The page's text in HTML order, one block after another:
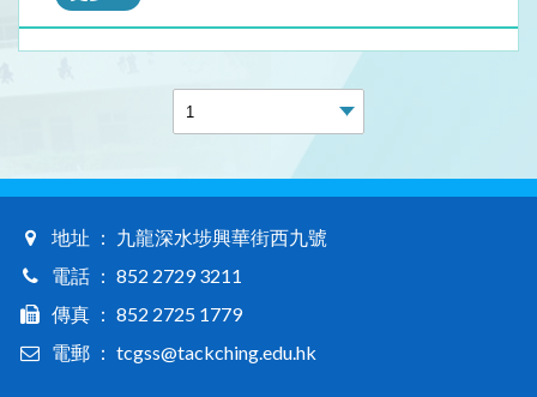
地址 ： 九龍深水埗興華街西九號
電話 ： 852 2729 3211
傳真 ： 852 2725 1779
電郵 ： tcgss@tackching.edu.hk